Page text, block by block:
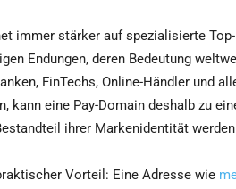
immer stärker auf spezialisierte
Endungen, deren Bedeutung
FinTechs, Online-Händler und
kann eine Pay-Domain deshalb zu
ihrer Markenidentität
Vorteil: Eine Adresse wie